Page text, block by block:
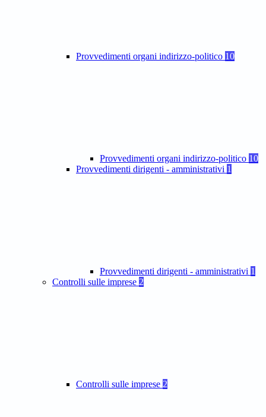
Provvedimenti organi indirizzo-politico 10
Provvedimenti organi indirizzo-politico 10
Provvedimenti dirigenti - amministrativi 1
Provvedimenti dirigenti - amministrativi 1
Controlli sulle imprese 2
Controlli sulle imprese 2